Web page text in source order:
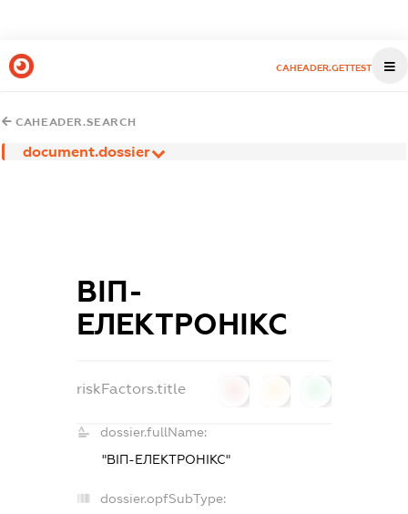
CAHEADER.GETTEST
CAHEADER.SEARCH
document.dossier
ВІП-
ЕЛЕКТРОНІКС
riskFactors.title
dossier.fullName:
"ВІП-ЕЛЕКТРОНІКС"
dossier.opfSubType: